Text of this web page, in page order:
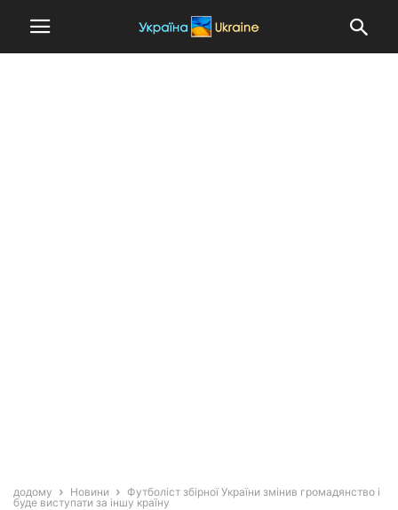
додому Новини
Футболіст збірної України змінив громадянство і
буде виступати за іншу країну